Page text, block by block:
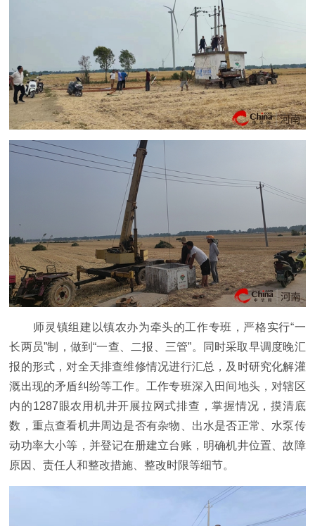
师灵镇组建以镇农办为牵头的工作专班，严格实行“一
长两员”制，做到“一查、二报、三管”。同时采取早调度晚汇
报的形式，对全天排查维修情况进行汇总，及时研究化解灌
溉出现的矛盾纠纷等工作。工作专班深入田间地头，对辖区
内的1287眼农用机井开展拉网式排查，掌握情况，摸清底
数，重点查看机井周边是否有杂物、出水是否正常、水泵传
动功率大小等，并登记在册建立台账，明确机井位置、故障
原因、责任人和整改措施、整改时限等细节。